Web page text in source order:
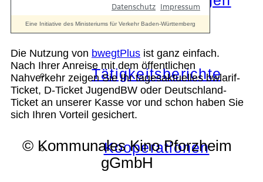
Tätigkeitsberichte
Kooperationen
Die Nutzung von bwegtPlus ist ganz einfach.
Nach Ihrer Anreise mit dem öffentlichen
Nahverkehr zeigen Sie Ihr tagesaktuelles bwlarif-
Ticket, D-Ticket JugendBW oder Deutschland-
Ticket an unserer Kasse vor und schon haben Sie
sich Ihren Vorteil gesichert.
© Kommunales Kino Pforzheim
gGmbH